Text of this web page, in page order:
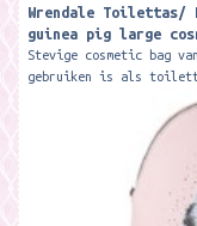
Wrendale
guinea pig large
Stevige cosmetic bag
gebruiken is als